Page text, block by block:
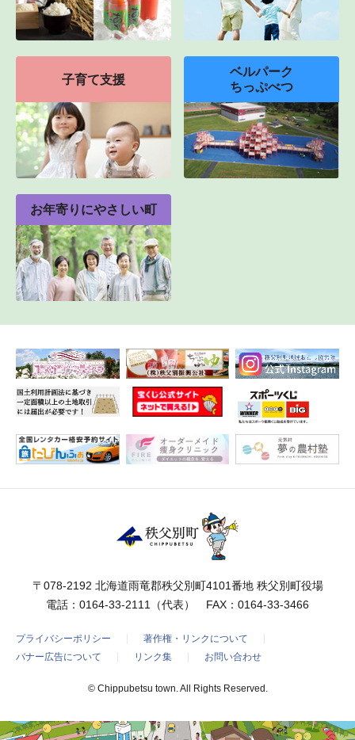
子育て支援
ベルパーク
ちっぷべつ
お年寄りにやさしい町
〒078-2192 北海道雨竜郡秩父別町4101番地 秩父別町役場
電話： 0164-33-2111 （代表） FAX：0164-33-3466
プライバシーポリシー
著作権・リンクについて
バナー広告について
リンク集 お問い合わせ
© Chippubetsu town. All Rights Reserved.